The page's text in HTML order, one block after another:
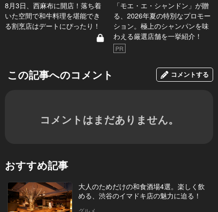
8月3日、西麻布に開店！落ち着
いた空間で和牛料理を堪能でき
る割烹店はデートにぴったり！
「モエ・エ・シャンドン」が贈
る、2026年夏の特別なプロモー
ション。極上のシャンパンを味
わえる厳選店舗を一挙紹介！
PR
この記事へのコメント コメントする
コメントはまだありません。
おすすめ記事
大人のためだけの和食酒場4選。楽しく飲
める、渋谷のイマドキ店の魅力に迫る！